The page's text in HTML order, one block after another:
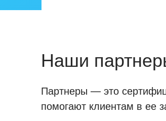
Наши
Партнеры — это
помогают клиентам в ее